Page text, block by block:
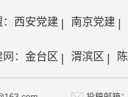
西安党建 南京党建
： 金台区 渭滨区